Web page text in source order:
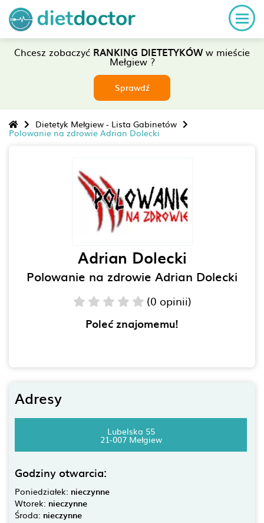
Chcesz zobaczyć RANKING DIETETYKÓWw mieście
Mełgiew ?
Sprawdź
Dietetyk Mełgiew - Lista Gabinetów
Polowanie na zdrowie Adrian Dolecki
Adrian Dolecki
Polowanie na zdrowie Adrian Dolecki
(0 opinii)
Poleć znajomemu!
Adresy
Lubelska 55
21-007 Mełgiew
Godziny otwarcia:
Poniedziałek: nieczynne
Wtorek: nieczynne
Środa: nieczynne